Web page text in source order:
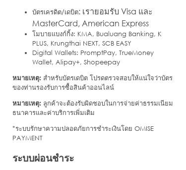
บัตรเครดิต/เดบิต: เรายอมรับ Visa และ
MasterCard, American Express
โมบายแบงก์กิ้ง: KMA, Bualuang Banking, K
PLUS, Krungthai NEXT, SCB EASY
Digital Wallets: PromptPay, TrueMoney
Wallet, Alipay+, Shopeepay
หมายเหตุ: สำหรับบัตรเดบิต โปรดตรวจสอบให้แน่ใจว่าบัตร
ของท่านรองรับการซื้อสินค้าออนไลน์
หมายเหตุ: ลูกค้าจะต้องรับผิดชอบในการจ่ายค่าธรรมเนียม
ธนาคารและค่าบริการเพิ่มเติม
*ระบบรักษาความปลอดภัยการชำระเงินโดย OMISE
PAYMENT
ระบบผ่อนชำระ